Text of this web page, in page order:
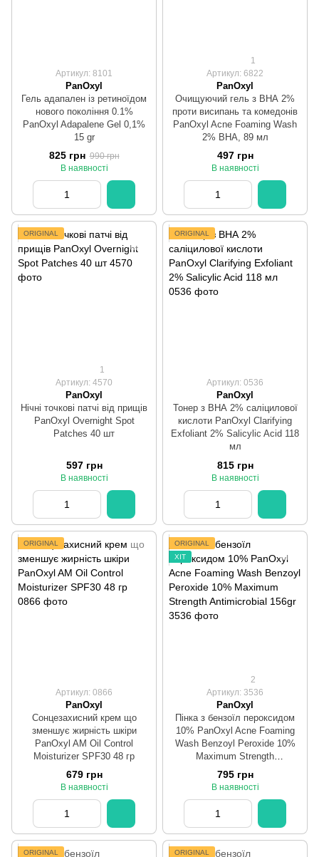
Артикул: 8101
PanOxyl
Гель адапален із ретиноїдом
нового покоління 0.1%
PanOxyl Adapalene Gel 0,1%
15 gr
825 грн 990 грн
В наявності
1
Артикул: 6822
PanOxyl
Очищуючий гель з ВНА 2%
проти висипань та комедонів
PanOxyl Acne Foaming Wash
2% BHA, 89 мл
497 грн
В наявності
ORIGINAL
1
Артикул: 4570
PanOxyl
Нічні точкові патчі від прищів
PanOxyl Overnight Spot
Patches 40 шт
597 грн
В наявності
ORIGINAL
Артикул: 0536
PanOxyl
Тонер з ВНА 2% саліцилової
кислоти PanOxyl Clarifying
Exfoliant 2% Salicylic Acid 118
мл
815 грн
В наявності
ORIGINAL
Артикул: 0866
PanOxyl
Сонцезахисний крем що
зменшує жирність шкіри
PanOxyl AM Oil Control
Moisturizer SPF30 48 гр
679 грн
В наявності
ORIGINAL
ХІТ
2
Артикул: 3536
PanOxyl
Пінка з бензоїл пероксидом
10% PanOxyl Acne Foaming
Wash Benzoyl Peroxide 10%
Maximum Strength
Antimicrobial 156gr
795 грн
В наявності
ORIGINAL
ORIGINAL